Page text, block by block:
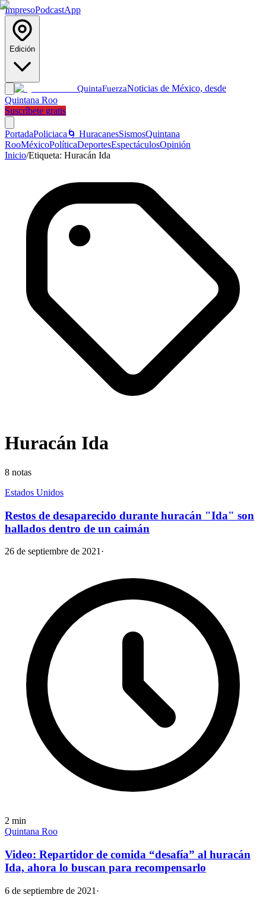
ImpresoPodcastApp
Edición
QuintaFuerzaNoticias de México, desde
Quintana Roo
Suscríbete gratis
PortadaPoliciaca 🌀 HuracanesSismosQuintana
RooMéxicoPolíticaDeportesEspectáculosOpinión
Inicio/Etiqueta: Huracán Ida
Huracán Ida
8 notas
Estados Unidos
Restos de desaparecido durante huracán "Ida" son
hallados dentro de un caimán
26 de septiembre de 2021 ·
2 min
Quintana Roo
Video: Repartidor de comida “desafía” al huracán
Ida, ahora lo buscan para recompensarlo
6 de septiembre de 2021 ·